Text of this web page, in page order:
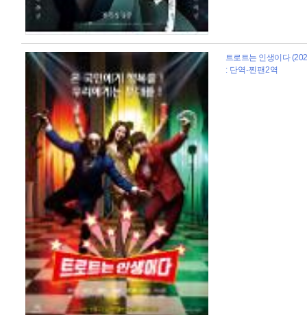
트로트는 인생이다
: 단역-찐팬2역